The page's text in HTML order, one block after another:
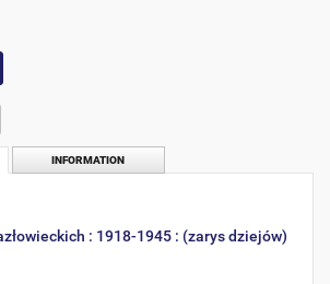
INFORMATION
: 1918-1945 : (zarys dziejów)